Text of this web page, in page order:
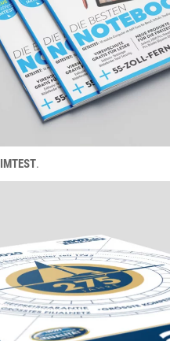
IMTEST
IMTEST.
A.W. Niemeyer